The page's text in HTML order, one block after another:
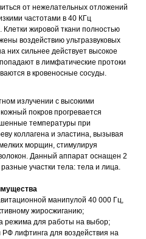
от нежелательных отложений
частотами в 40 КГц
Клетки жировой ткани полностью
воздействию ультразвуковых
них сильнее действует высокое
в лимфатические протоки
в кровеносные сосуды.
излучении с высокими
покров прогревается
температуры при
коллагена и эластина, вызывая
морщин, стимулируя
Данный аппарат оснащен 2
участки тела: тела и лица.
манипулой 40 000 Гц,
жиросжиганию;
режима для работы на выбор;
лифтинга для воздействия на